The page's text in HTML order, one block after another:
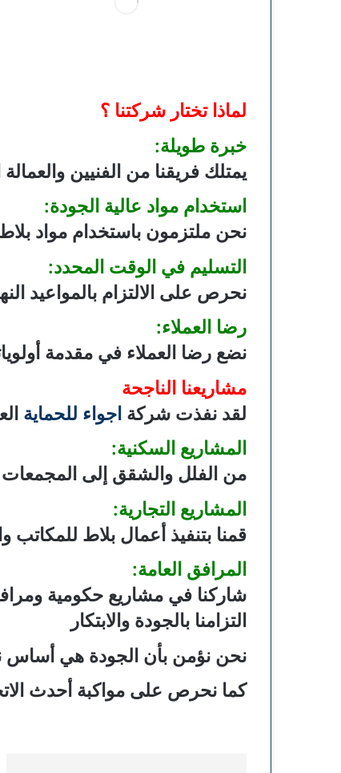
لماذا تختار شركتنا ؟
خبرة طويلة:
يمتلك فريقنا من الفنيين
استخدام مواد عالية الجودة:
نحن ملتزمون باستخدام مواد بلاط
التسليم في الوقت المحدد:
نحرص على الالتزام بالمواعيد
رضا العملاء:
نضع رضا العملاء في مقدمة
مشاريعنا الناجحة
لقد نفذت شركة اجواء للحماية
المشاريع السكنية:
من الفلل والشقق إلى المجمعات
المشاريع التجارية:
قمنا بتنفيذ أعمال بلاط
المرافق العامة:
شاركنا في مشاريع حكومية
التزامنا بالجودة والابتكار
نحن نؤمن بأن الجودة هي أساس
كما نحرص على مواكبة أحدث